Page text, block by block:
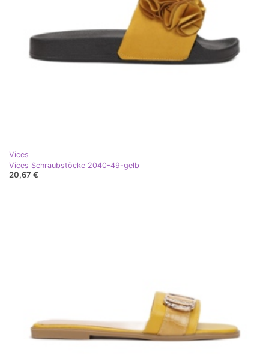
Vices
Vices Schraubstöcke 2040-49-gelb
20,67 €